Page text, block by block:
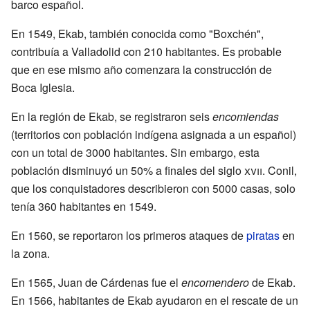
barco español.
En 1549, Ekab, también conocida como "Boxchén",
contribuía a Valladolid con 210 habitantes. Es probable
que en ese mismo año comenzara la construcción de
Boca Iglesia.
En la región de Ekab, se registraron seisencomiendas
(territorios con población indígena asignada a un español)
con un total de 3000 habitantes. Sin embargo, esta
población disminuyó un 50% a finales del sigloxvii. Conil,
que los conquistadores describieron con 5000 casas, solo
tenía 360 habitantes en 1549.
En 1560, se reportaron los primeros ataques depiratasen
la zona.
En 1565, Juan de Cárdenas fue el encomenderode Ekab.
En 1566, habitantes de Ekab ayudaron en el rescate de un